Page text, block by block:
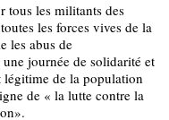
tous les militants des
les forces vives de la
les abus de
journée de solidarité et
de la population
de « la lutte contre la